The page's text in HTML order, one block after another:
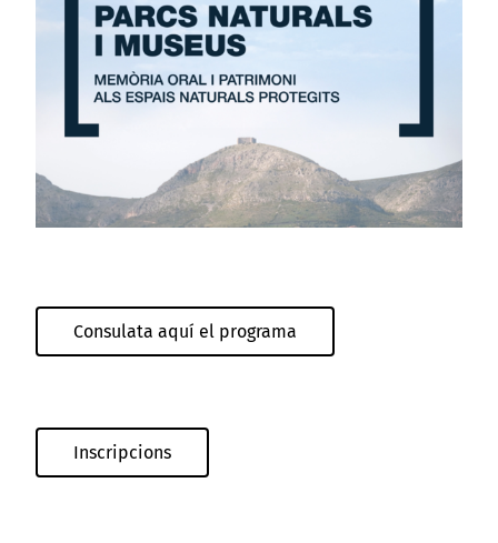
Consulata aquí el programa
Inscripcions